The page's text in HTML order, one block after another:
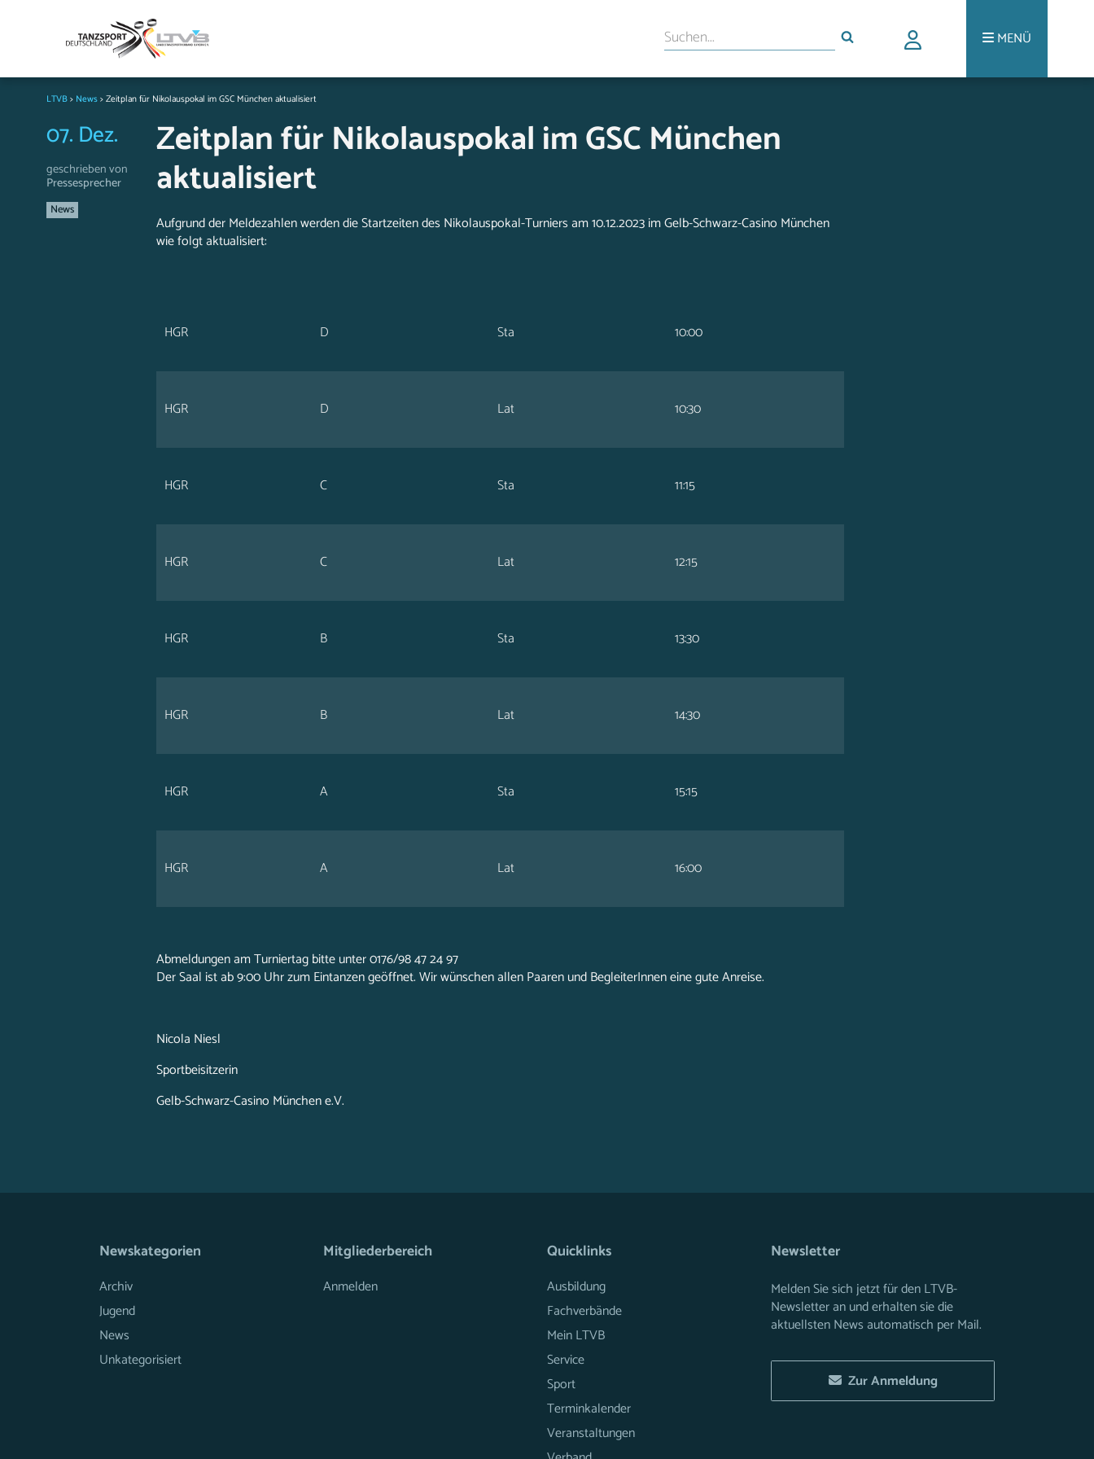
MENÜ
LTVB> News>Zeitplan für Nikolauspokal im GSC München aktualisiert
07. Dez.
geschrieben von
Pressesprecher
News
Zeitplan für Nikolauspokal im GSC München
aktualisiert
Aufgrund der Meldezahlen werden die Startzeiten des Nikolauspokal-Turniers am 10.12.2023 im Gelb-Schwarz-Casino München
wie folgt aktualisiert:
HGR D Sta 10:00
HGR D Lat 10:30
HGR C Sta 11:15
HGR C Lat 12:15
HGR B Sta 13:30
HGR B Lat 14:30
HGR A Sta 15:15
HGR A Lat 16:00
Abmeldungen am Turniertag bitte unter 0176/98 47 24 97
Der Saal ist ab 9:00 Uhr zum Eintanzen geöffnet. Wir wünschen allen Paaren und BegleiterInnen eine gute Anreise.
Nicola Niesl
Sportbeisitzerin
Gelb-Schwarz-Casino München e.V.
Newskategorien
Archiv
Jugend
News
Unkategorisiert
Mitgliederbereich
Anmelden
Quicklinks
Ausbildung
Fachverbände
Mein LTVB
Service
Sport
Terminkalender
Veranstaltungen
Newsletter
Melden Sie sich jetzt für den LTVB-
Newsletter an und erhalten sie die
aktuellsten News automatisch per Mail.
Zur Anmeldung